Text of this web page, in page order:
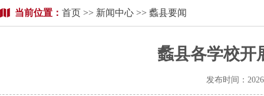
当前位置： 首页 >> 新闻中心 >> 蠡县要闻
蠡县各学校开
发布时间：